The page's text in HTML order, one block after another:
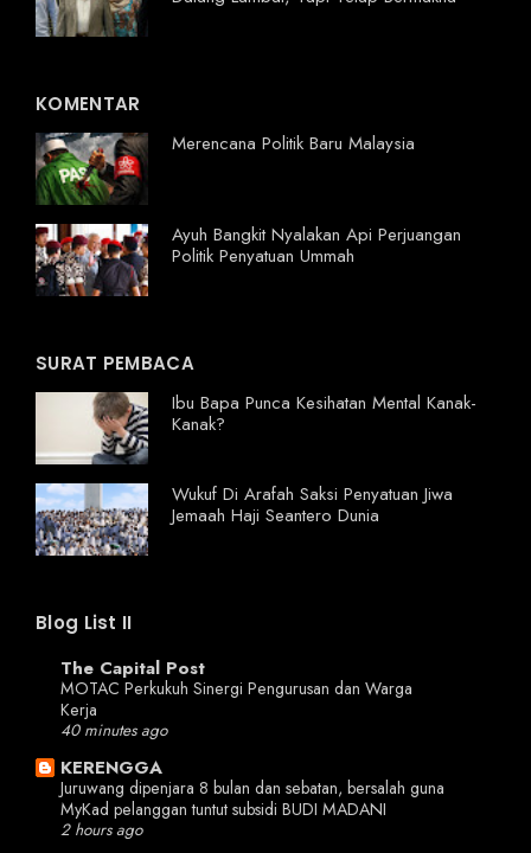
KOMENTAR
Merencana Politik Baru Malaysia
Ayuh Bangkit Nyalakan Api Perjuangan
Politik Penyatuan Ummah
SURAT PEMBACA
Ibu Bapa Punca Kesihatan Mental Kanak-
Kanak?
Wukuf Di Arafah Saksi Penyatuan Jiwa
Jemaah Haji Seantero Dunia
Blog List II
The Capital Post
MOTAC Perkukuh Sinergi Pengurusan dan Warga
Kerja
40 minutes ago
KERENGGA
Juruwang dipenjara 8 bulan dan sebatan, bersalah guna
MyKad pelanggan tuntut subsidi BUDI MADANI
2 hours ago